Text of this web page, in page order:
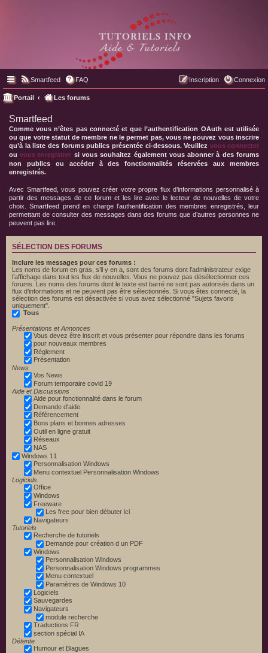
Smartfeed FAQ Connexion
Inscription
Portail Les forums
Smartfeed
Comme vous n’êtes pas connecté et que l’authentification OAuth est utilisée
ou que votre statut de membre ne le permet pas, vous ne pouvez vous inscrire
qu’à la liste des forums publics présentée ci-dessous. Veuillez vous connecter
ouvous enregistrer si vous souhaitez également vous abonner à des forums
non publics ou accéder à des fonctionnalités réservées aux membres
enregistrés.
Avec Smartfeed, vous pouvez créer votre propre flux d’informations personnalisé à
partir des messages de ce forum et les lire avec le lecteur de nouvelles de votre
choix. Smartfeed prend en charge l’authentification des membres enregistrés, leur
permettant de consulter des messages dans des forums que d’autres personnes ne
peuvent pas lire.
SÉLECTION DES FORUMS
Inclure les messages pour ces forums :
Les noms de forum en gras, s’il y en a, sont des forums dont l’administrateur exige
l’affichage dans tout les flux de nouvelles. Vous ne pouvez pas désélectionner ces
forums. Les noms des forums dont le texte est barré ne sont pas autorisés dans un
flux d’informations et ne peuvent pas être sélectionnés. Si vous êtes connecté, la
sélection des forums est désactivée si vous avez sélectionné "Sujets favoris
uniquement".
Tous
Présentations et Annonces
Vous devez être inscrit et vous présenter pour répondre dans les forums
pour nouveaux membres
Réglement
Présentation
News
Vos News
Forum temporaire covid 19
Aide et Discussions
Aide pour fonctionnalité dans le forum
Demande d'aide
Référencement
Bons plans et bonnes adresses
Outil en ligne gratuit
Réseaux
NAS
Windows 11
Personnalisation Windows
Menu contextuel Personnalisation Windows
Logiciels.
Office
Windows
Freeware
Les free pour bien débuter ici
Navigateurs
Tutoriels
Recherche de tutoriels
Demande pour création d un PDF
Windows
Personnalisation Windows
Personnalisation Windows programmes
Menu contextuel
Paramètres de Windows 10
Logiciels
Sauvegardes
Navigateurs
module recherche
Traductions FR
section spécial IA
Détente
Humour et Blagues